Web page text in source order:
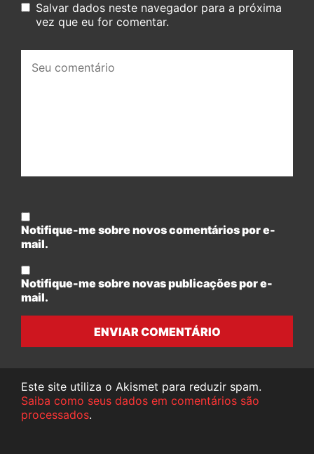
Salvar dados neste navegador para a próxima
vez que eu for comentar.
comentário:
Notifique-me sobre novos comentários por e-
mail.
Notifique-me sobre novas publicações por e-
mail.
ENVIAR COMENTÁRIO
Este site utiliza o Akismet para reduzir spam.
Saiba como seus dados em comentários são
processados.